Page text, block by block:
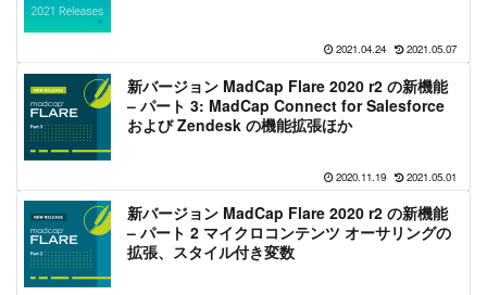
2021.04.24 2021.05.07
新バージョン MadCap Flare 2020 r2 の新機能
– パート 3: MadCap Connect for Salesforce
および Zendesk の機能拡張ほか
2020.11.19 2021.05.01
新バージョン MadCap Flare 2020 r2 の新機能
– パート 2 マイクロコンテンツ オーサリングの
拡張、スタイル付き変数